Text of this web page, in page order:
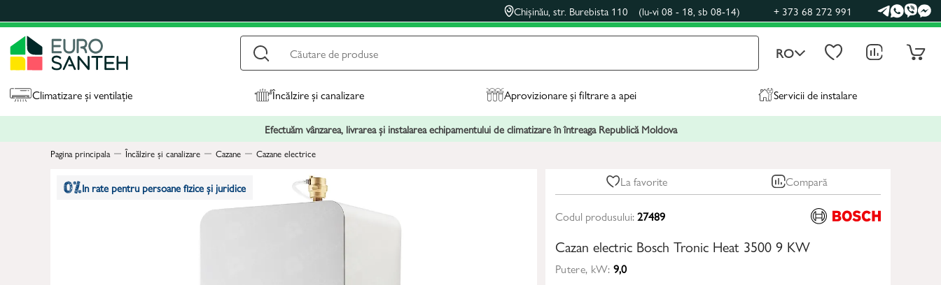
Chișinău, str. Burebista 110 (lu-vi 08 - 18, sb 08-14) + 373 68 272 991
RO
Climatizare și ventilație Încălzire și canalizare Aprovizionare și filtrare a apei Servicii de instalare
Efectuăm vânzarea, livrarea și instalarea echipamentului de climatizare în întreaga Republică Moldova
Pagina principala Încălzire și canalizare Cazane Cazane electrice
In rate pentru persoane fizice și juridice La favorite Compară
Codul produsului:27489
Cazan electric Bosch Tronic Heat 3500 9 KW
Putere, kW: 9,0